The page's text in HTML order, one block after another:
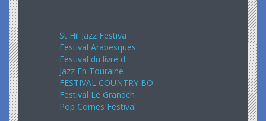
St Hil Jazz Festiva
Festival Arabesques
Festival du livre d
Jazz En Touraine
FESTIVAL COUNTRY BO
Festival Le Grandch
Pop Cornes Festival